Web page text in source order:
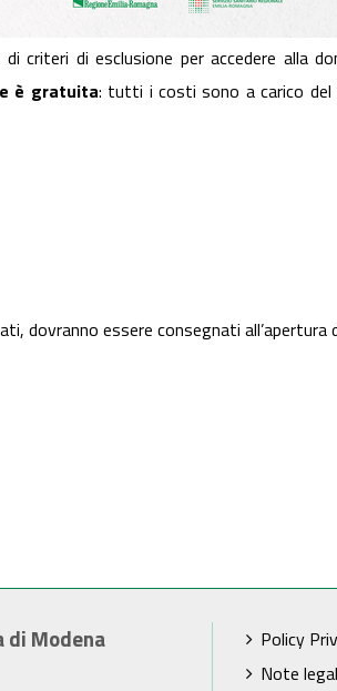
criteri di esclusione per accedere alla
è gratuita: tutti i costi sono a carico del
dovranno essere consegnati all’apertura
di Modena
Policy
Note